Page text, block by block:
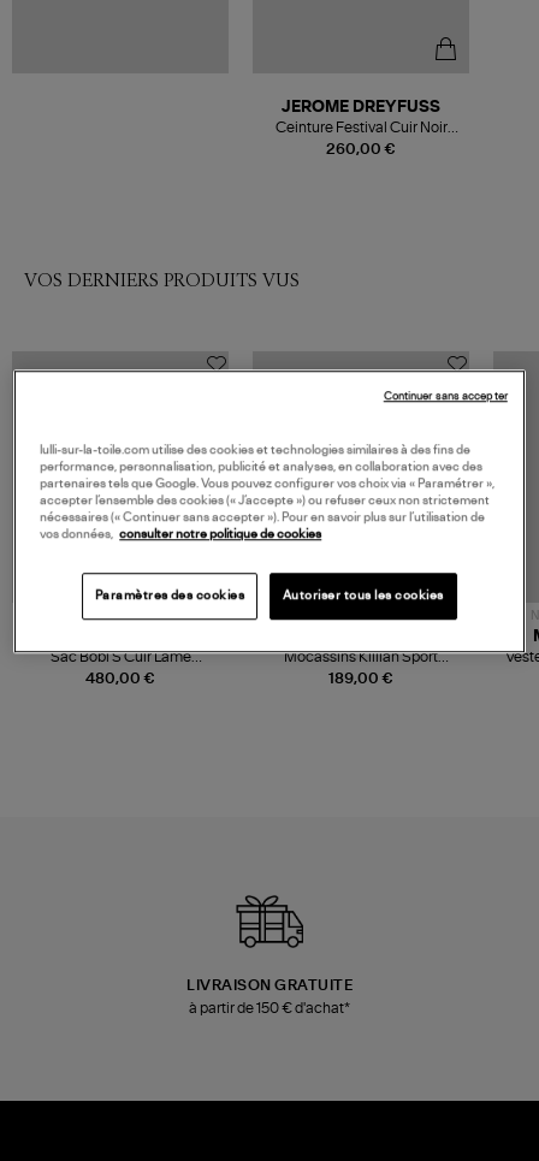
260,00 €
JEROME DREYFUSS
Ceinture Festival Cuir Noir
Brass
VOS DERNIERS PRODUITS VUS
480,00 €
Sac Bobi S Cuir Lamé
Champagne
189,00 €
Mocassins Killian Sport
Mousse
LIVRAISON GRATUITE
à partir de 150 € d'achat*
lulli-sur-la-toile.com utilise des cookies et technologies similaires à des fins de
performance, personnalisation, publicité et analyses, en collaboration avec des
partenaires tels que Google. Vous pouvez configurer vos choix via « Paramétrer »,
accepter l’ensemble des cookies (« J’accepte ») ou refuser ceux non strictement
nécessaires (« Continuer sans accepter »). Pour en savoir plus sur l’utilisation de
vos données,
consulter notre politique de cookies
Paramètres des cookies Autoriser tous les cookies
Continuer sans accepter